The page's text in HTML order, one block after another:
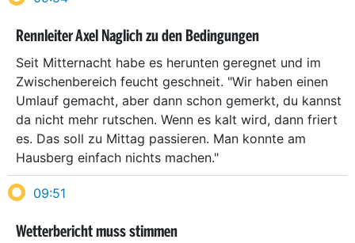
Rennleiter Axel Naglich zu den Bedingungen
Seit Mitternacht habe es herunten geregnet und im
Zwischenbereich feucht geschneit. "Wir haben einen
Umlauf gemacht, aber dann schon gemerkt, du kannst
da nicht mehr rutschen. Wenn es kalt wird, dann friert
es. Das soll zu Mittag passieren. Man konnte am
Hausberg einfach nichts machen."
09:51
Wetterbericht muss stimmen